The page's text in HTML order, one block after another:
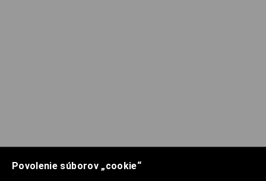
Povolenie súborov „cookie“